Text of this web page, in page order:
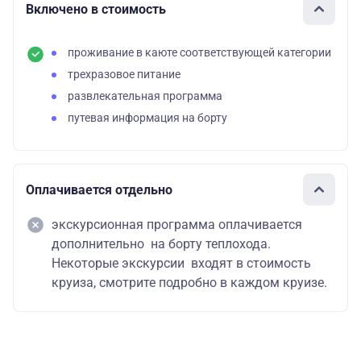
Включено в стоимость
проживание в каюте соответствующей категории
трехразовое питание
развлекательная программа
путевая информация на борту
Оплачивается отдельно
экскурсионная программа оплачивается
дополнительно на борту теплохода.
Некоторые экскурсии входят в стоимость
круиза, смотрите подробно в каждом круизе.